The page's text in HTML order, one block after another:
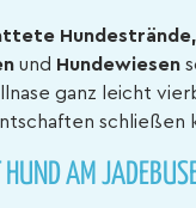
und Hundewiesen
ganz leicht
schließen
AM